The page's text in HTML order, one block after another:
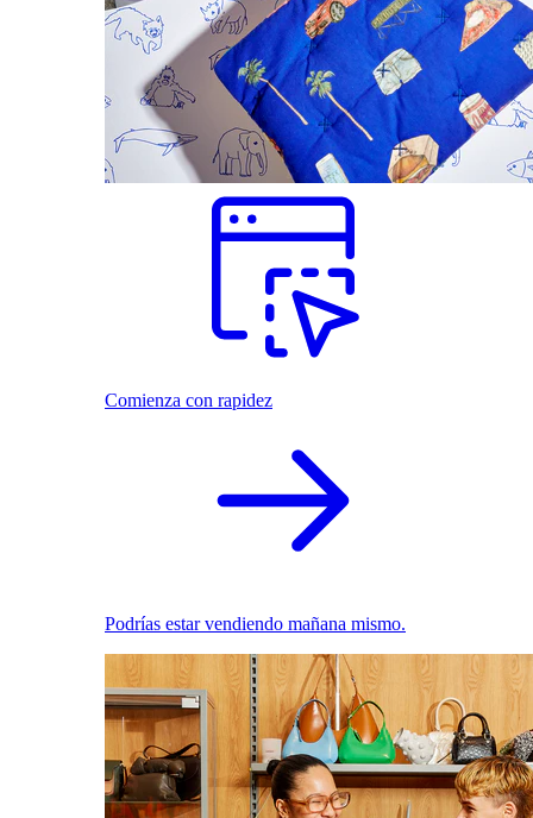
Comienza con rapidez
Podrías estar vendiendo mañana mismo.